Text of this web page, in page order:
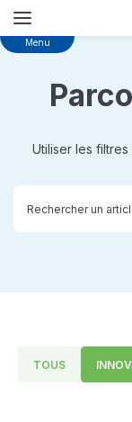
Skip
Menu
Utiliser les
TOUS